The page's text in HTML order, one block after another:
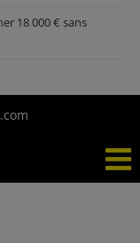
18 000 € sans